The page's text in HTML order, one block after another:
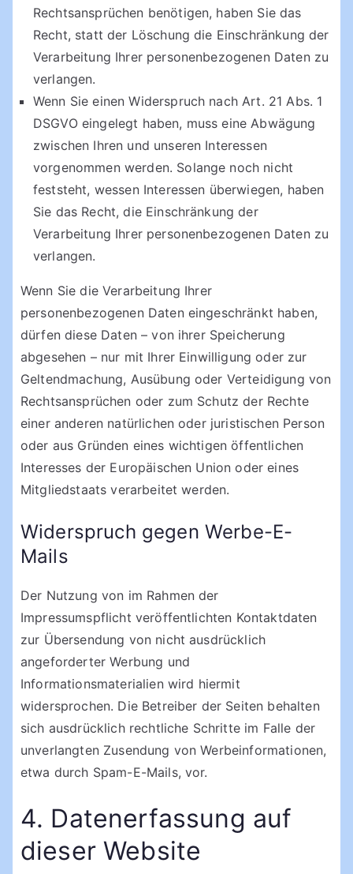
Rechtsansprüchen benötigen, haben Sie das
Recht, statt der Löschung die Einschränkung der
Verarbeitung Ihrer personenbezogenen Daten zu
verlangen.
Wenn Sie einen Widerspruch nach Art. 21 Abs. 1
DSGVO eingelegt haben, muss eine Abwägung
zwischen Ihren und unseren Interessen
vorgenommen werden. Solange noch nicht
feststeht, wessen Interessen überwiegen, haben
Sie das Recht, die Einschränkung der
Verarbeitung Ihrer personenbezogenen Daten zu
verlangen.
Wenn Sie die Verarbeitung Ihrer
personenbezogenen Daten eingeschränkt haben,
dürfen diese Daten – von ihrer Speicherung
abgesehen – nur mit Ihrer Einwilligung oder zur
Geltendmachung, Ausübung oder Verteidigung von
Rechtsansprüchen oder zum Schutz der Rechte
einer anderen natürlichen oder juristischen Person
oder aus Gründen eines wichtigen öffentlichen
Interesses der Europäischen Union oder eines
Mitgliedstaats verarbeitet werden.
Widerspruch gegen Werbe-E-
Mails
Der Nutzung von im Rahmen der
Impressumspflicht veröffentlichten Kontaktdaten
zur Übersendung von nicht ausdrücklich
angeforderter Werbung und
Informationsmaterialien wird hiermit
widersprochen. Die Betreiber der Seiten behalten
sich ausdrücklich rechtliche Schritte im Falle der
unverlangten Zusendung von Werbeinformationen,
etwa durch Spam-E-Mails, vor.
4. Datenerfassung auf
dieser Website